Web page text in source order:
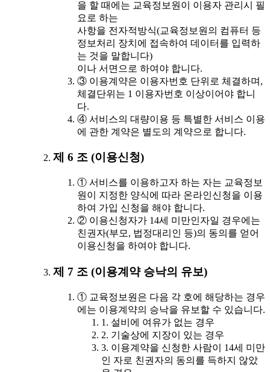
을 할 때에는 교육정보원이 이용자 관리시 필
요로 하는
사항을 전자적방식(교육정보원의 컴퓨터 등
정보처리 장치에 접속하여 데이터를 입력하
는 것을 말합니다)
이나 서면으로 하여야 합니다.
③ 이용계약은 이용자번호 단위로 체결하며,
체결단위는 1 이용자번호 이상이어야 합니
다.
④ 서비스의 대량이용 등 특별한 서비스 이용
에 관한 계약은 별도의 계약으로 합니다.
제 6 조 (이용신청)
① 서비스를 이용하고자 하는 자는 교육정보
원이 지정한 양식에 따라 온라인신청을 이용
하여 가입 신청을 해야 합니다.
② 이용신청자가 14세 미만인자일 경우에는
친권자(부모, 법정대리인 등)의 동의를 얻어
이용신청을 하여야 합니다.
제 7 조 (이용계약 승낙의 유보)
① 교육정보원은 다음 각 호에 해당하는 경우
에는 이용계약의 승낙을 유보할 수 있습니다.
1. 설비에 여유가 없는 경우
2. 기술상에 지장이 있는 경우
3. 이용계약을 신청한 사람이 14세 미만
인 자로 친권자의 동의를 득하지 않았